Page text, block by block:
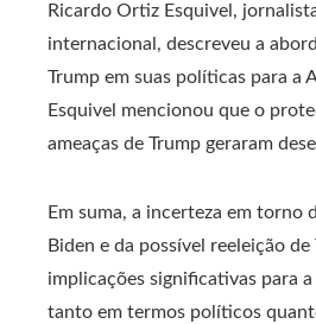
Ricardo Ortiz Esquivel,
internacional, descreveu a
Trump em suas políticas para a
Esquivel mencionou que o
ameaças de Trump geraram
Em suma, a incerteza em torno
Biden e da possível reeleição
implicações significativas para
tanto em termos políticos